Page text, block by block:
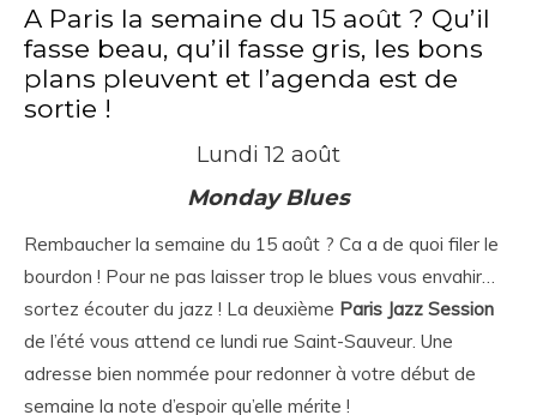
A Paris la semaine du 15 août ? Qu’il
fasse beau, qu’il fasse gris, les bons
plans pleuvent et l’agenda est de
sortie !
Lundi 12 août
Monday Blues
Rembaucher la semaine du 15 août ? Ca a de quoi filer le
bourdon ! Pour ne pas laisser trop le blues vous envahir…
sortez écouter du jazz ! La deuxième Paris Jazz Session
de l’été vous attend ce lundi rue Saint-Sauveur. Une
adresse bien nommée pour redonner à votre début de
semaine la note d’espoir qu’elle mérite !